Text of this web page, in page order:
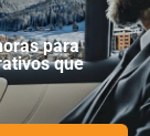
para
que